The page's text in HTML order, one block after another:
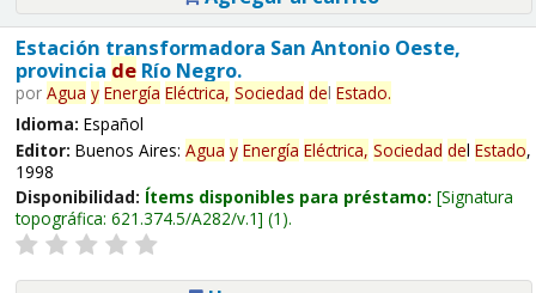
Estación transformadora San Antonio Oeste,
provincia deRío Negro.
por Agua y Energía Eléctrica, Sociedad del Estado.
Idioma: Español
Editor: Buenos Aires: Agua y Energía Eléctrica, Sociedad del Estado,
1998
Disponibilidad: Ítems disponibles para préstamo: Signatura
topográfica: 621.374.5/A282/v.1 (1).